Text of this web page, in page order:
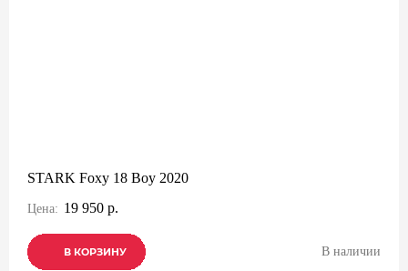
STARK Foxy 18 Boy 2020
Цена: 19 950 р.
В КОРЗИНУ
В КОРЗИНУ
В КОРЗИНУ В наличии